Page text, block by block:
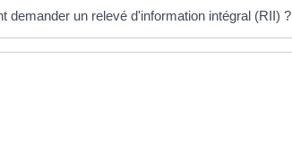
demander un relevé d'information intégral (RII) ?